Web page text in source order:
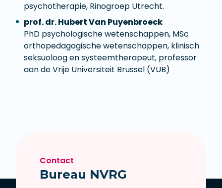
psychotherapie, Rinogroep Utrecht.
prof. dr. Hubert Van Puyenbroeck
PhD psychologische wetenschappen, MSc
orthopedagogische wetenschappen, klinisch
seksuoloog en systeemtherapeut, professor
aan de Vrije Universiteit Brussel (VUB)
Contact
Bureau NVRG